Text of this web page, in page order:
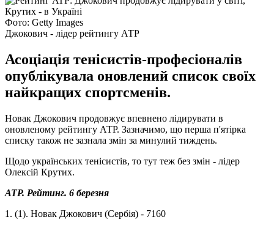
Фото: Getty Images
Джокович - лідер рейтингу АТР
Асоціація тенісистів-професіоналів
опублікувала оновлений список своїх
найкращих спортсменів.
Новак Джокович продовжує впевнено лідирувати в
оновленому рейтингу АТР. Зазначимо, що перша п'ятірка
списку також не зазнала змін за минулий тиждень.
Щодо українських тенісистів, то тут теж без змін - лідер
Олексій Крутих.
ATP. Рейтинг. 6 березня
1. (1). Новак Джокович (Сербія) - 7160